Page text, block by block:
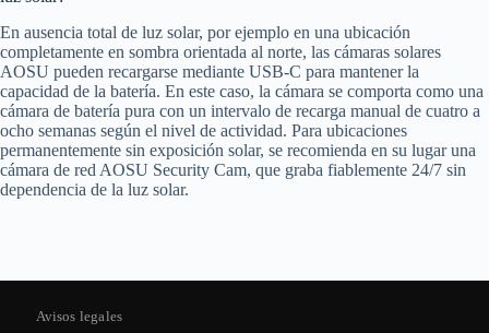
En ausencia total de luz solar, por ejemplo en una ubicación
completamente en sombra orientada al norte, las cámaras solares
AOSU pueden recargarse mediante USB-C para mantener la
capacidad de la batería. En este caso, la cámara se comporta como una
cámara de batería pura con un intervalo de recarga manual de cuatro a
ocho semanas según el nivel de actividad. Para ubicaciones
permanentemente sin exposición solar, se recomienda en su lugar una
cámara de red AOSU Security Cam, que graba fiablemente 24/7 sin
dependencia de la luz solar.
Avisos legales